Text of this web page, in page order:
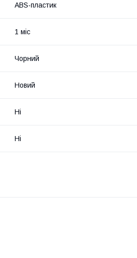
ABS-пластик
1 міс
Чорний
Новий
Ні
Ні